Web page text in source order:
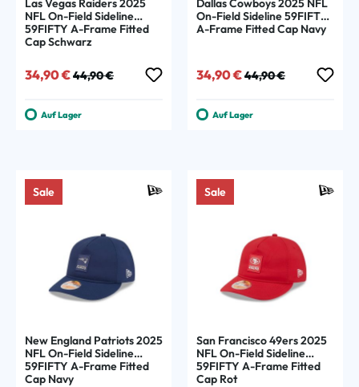
Las Vegas Raiders 2025
NFL On-Field Sideline
59FIFTY A-Frame Fitted
Cap Schwarz
Verkaufspreis:
34,90 € Regulärer Preis:
44,90 €
Auf Lager
Dallas Cowboys 2025 NFL
On-Field Sideline 59FIFTY
A-Frame Fitted Cap Navy
Verkaufspreis:
34,90 € Regulärer Preis:
44,90 €
Auf Lager
Sale
New England Patriots 2025
NFL On-Field Sideline
59FIFTY A-Frame Fitted
Cap Navy
Sale
San Francisco 49ers 2025
NFL On-Field Sideline
59FIFTY A-Frame Fitted
Cap Rot